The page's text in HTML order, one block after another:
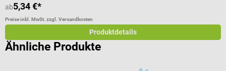
ab5,34 €*
Preise inkl. MwSt. zzgl. Versandkosten
Produktdetails
Ähnliche Produkte